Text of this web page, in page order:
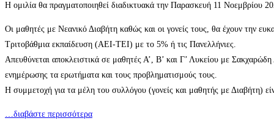
Η ομιλία θα πραγματοποιηθεί διαδικτυακά την Παρασκευή 11 Νοεμβρίου
Οι μαθητές με Νεανικό Διαβήτη καθώς και οι γονείς τους, θα έχουν την
Τριτοβάθμια εκπαίδευση (AEI-TEI) με το 5% ή τις Πανελλήνιες.
Απευθύνεται αποκλειστικά σε μαθητές Α’, Β’ και Γ’ Λυκείου με
ενημέρωσης τα ερωτήματα και τους προβληματισμούς τους.
Η συμμετοχή για τα μέλη του συλλόγου (γονείς και μαθητής με Διαβήτη)
…διαβάστε περισσότερα